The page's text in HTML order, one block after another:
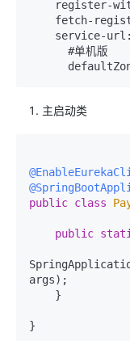
register-
fetch-
主启动类
public class
public
args);